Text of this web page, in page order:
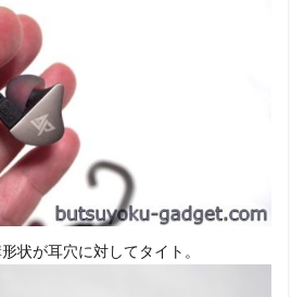
状が耳穴に対してタイト。